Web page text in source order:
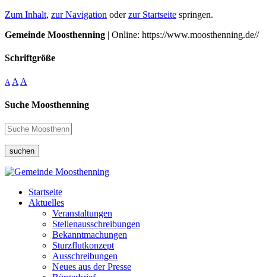
Zum Inhalt, zur Navigation oderzur Startseite springen.
Gemeinde Moosthenning | Online: https://www.moosthenning.de//
Schriftgröße
A A A
Suche Moosthenning
suchen
Startseite
Aktuelles
Veranstaltungen
Stellenausschreibungen
Bekanntmachungen
Sturzflutkonzept
Ausschreibungen
Neues aus der Presse